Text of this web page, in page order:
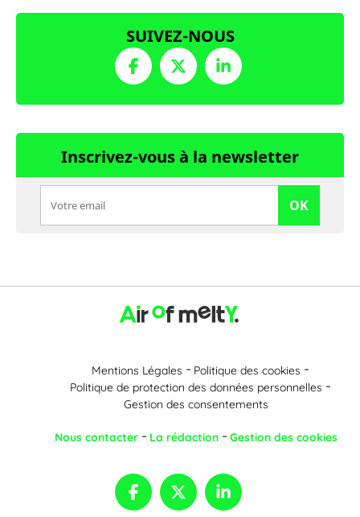
SUIVEZ-NOUS
Inscrivez-vous à la newsletter
OK
Mentions Légales
Politique des cookies
Politique de protection des données personnelles
Gestion des consentements
Nous contacter La rédaction Gestion des cookies